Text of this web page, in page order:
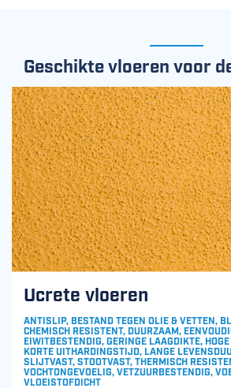
Geschikte vloeren voor
Ucrete vloeren
ANTISLIP, BESTAND TEGEN OLIE & VETTEN,
CHEMISCH RESISTENT, DUURZAAM,
EIWITBESTENDIG, GERINGE LAAGDIKTE, HOGE
KORTE UITHARDINGSTIJD, LANGE
SLIJTVAST, STOOTVAST, THERMISCH
VOCHTONGEVOELIG, VETZUURBESTENDIG,
VLOEISTOFDICHT